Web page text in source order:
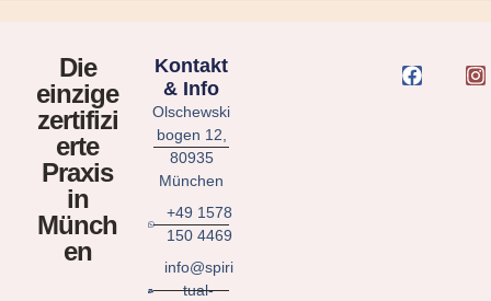
Die
einzige
zertifizi
erte
Praxis
in
Münch
en
Kontakt
& Info
Olschewski
bogen 12,
80935
München
+49 1578
150 4469
info@spiri
tual-